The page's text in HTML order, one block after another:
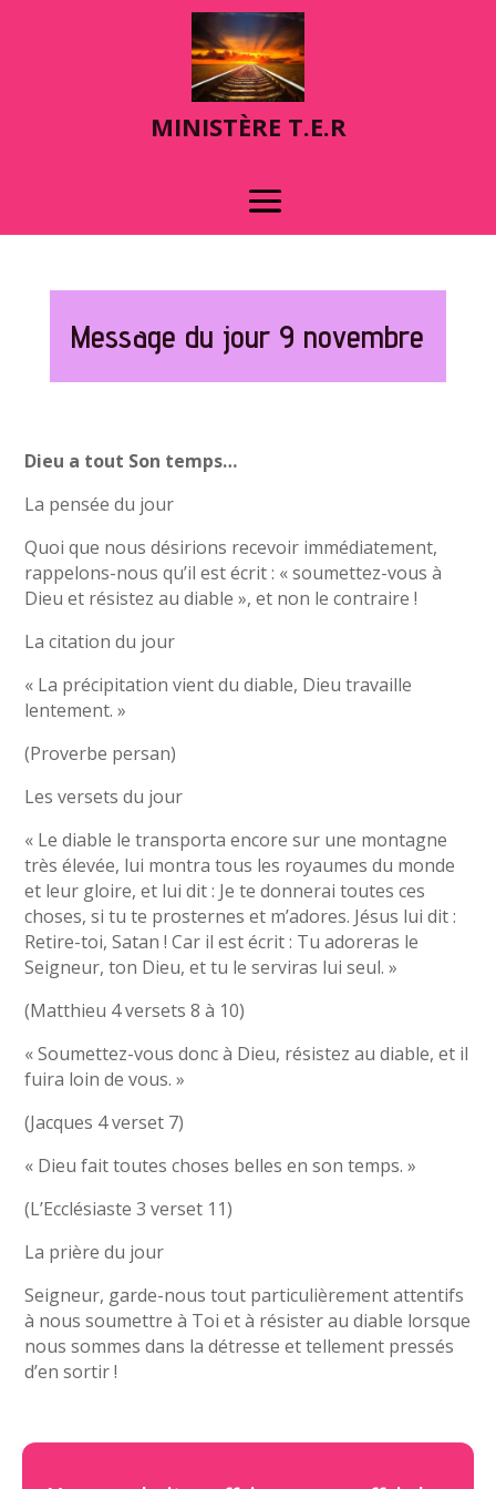
MINISTÈRE T.E.R
Message du jour 9 novembre
Dieu a tout Son temps…
La pensée du jour
Quoi que nous désirions recevoir immédiatement,
rappelons-nous qu’il est écrit : « soumettez-vous à
Dieu et résistez au diable », et non le contraire !
La citation du jour
« La précipitation vient du diable, Dieu travaille
lentement. »
(Proverbe persan)
Les versets du jour
« Le diable le transporta encore sur une montagne
très élevée, lui montra tous les royaumes du monde
et leur gloire, et lui dit : Je te donnerai toutes ces
choses, si tu te prosternes et m’adores. Jésus lui dit :
Retire-toi, Satan ! Car il est écrit : Tu adoreras le
Seigneur, ton Dieu, et tu le serviras lui seul. »
(Matthieu 4 versets 8 à 10)
« Soumettez-vous donc à Dieu, résistez au diable, et il
fuira loin de vous. »
(Jacques 4 verset 7)
« Dieu fait toutes choses belles en son temps. »
(L’Ecclésiaste 3 verset 11)
La prière du jour
Seigneur, garde-nous tout particulièrement attentifs
à nous soumettre à Toi et à résister au diable lorsque
nous sommes dans la détresse et tellement pressés
d’en sortir !